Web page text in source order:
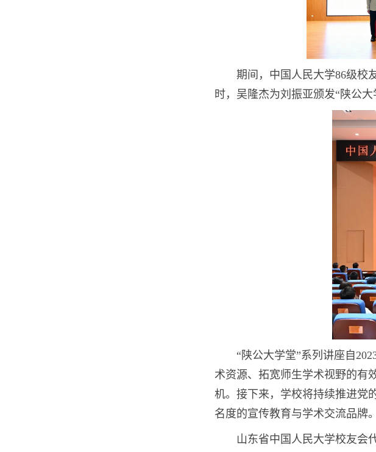
期间，中国人民大学86级校
时，吴隆杰为刘振亚颁发“陕公
“陕公大学堂”系列讲座自
术资源、拓宽师生学术视野的有
机。接下来，学校将持续推进党
名度的宣传教育与学术交流品牌
山东省中国人民大学校友会